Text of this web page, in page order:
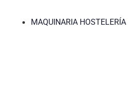
MAQUINARIA HOSTELERÍA